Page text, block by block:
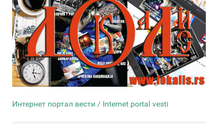
Интернет портал вести / Internet portal vesti